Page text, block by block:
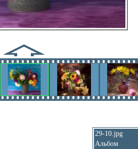
29-10.jpg
Альбом